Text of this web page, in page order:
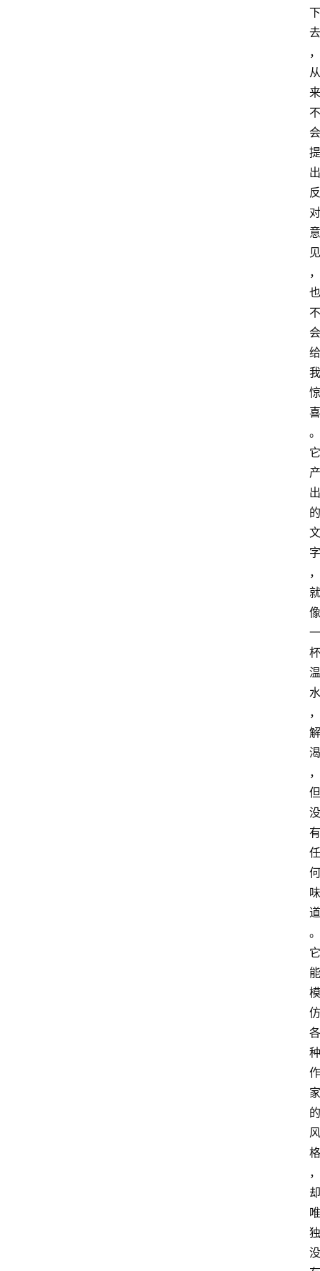
下
去
，
从
来
不
会
提
出
反
对
意
见
，
也
不
会
给
我
惊
喜
。
它
产
出
的
文
字
，
就
像
一
杯
温
水
，
解
渴
，
但
没
有
任
何
味
道
。
它
能
模
仿
各
种
作
家
的
风
格
，
却
唯
独
没